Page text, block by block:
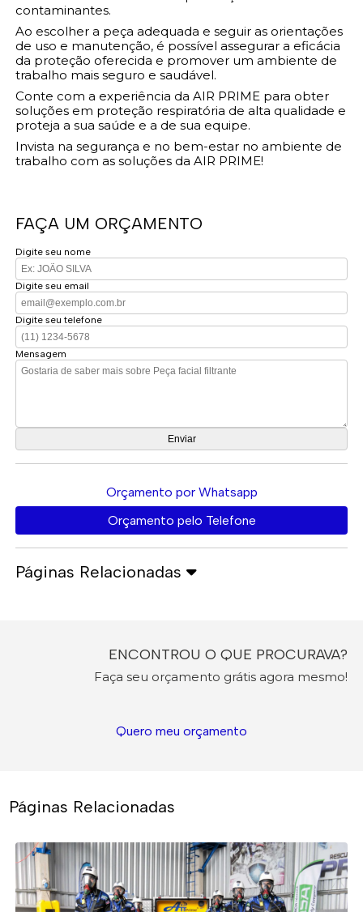
contaminantes.
Ao escolher a peça adequada e seguir as orientações
de uso e manutenção, é possível assegurar a eficácia
da proteção oferecida e promover um ambiente de
trabalho mais seguro e saudável.
Conte com a experiência da AIR PRIME para obter
soluções em proteção respiratória de alta qualidade e
proteja a sua saúde e a de sua equipe.
Invista na segurança e no bem-estar no ambiente de
trabalho com as soluções da AIR PRIME!
FAÇA UM ORÇAMENTO
Digite seu nome
Digite seu email
Digite seu telefone
Mensagem
Orçamento por Whatsapp
Orçamento pelo Telefone
Páginas Relacionadas
ENCONTROU O QUE PROCURAVA?
Faça seu orçamento grátis agora mesmo!
Quero meu orçamento
Páginas Relacionadas